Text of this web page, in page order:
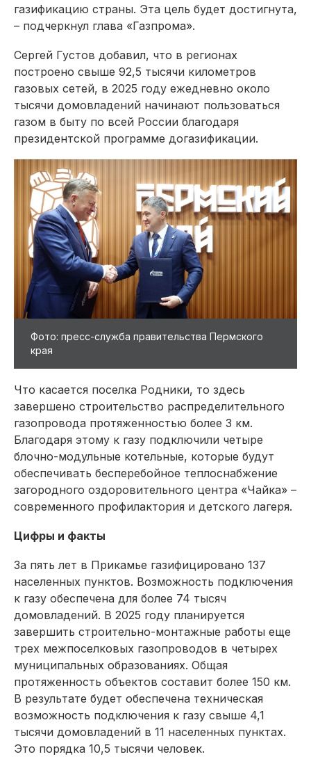
газификацию страны. Эта цель будет достигнута,
– подчеркнул глава «Газпрома».
Сергей Густов добавил, что в регионах
построено свыше 92,5 тысячи километров
газовых сетей, в 2025 году ежедневно около
тысячи домовладений начинают пользоваться
газом в быту по всей России благодаря
президентской программе догазификации.
Фото: пресс-служба правительства Пермского
края
Что касается поселка Родники, то здесь
завершено строительство распределительного
газопровода протяженностью более 3 км.
Благодаря этому к газу подключили четыре
блочно-модульные котельные, которые будут
обес­печивать бесперебойное теплоснабжение
загородного оздоровительного центра «Чайка» –
современного профилактория и детского лагеря.
Цифры и факты
За пять лет в Прикамье газифицировано 137
населенных пунктов. Возможность подключения
к газу обеспечена для более 74 тысяч
домовладений. В 2025 году планируется
завершить строительно-монтажные работы еще
трех межпоселковых газопроводов в четырех
муниципальных образованиях. Общая
протяженность объектов составит более 150 км.
В результате будет обеспечена техническая
возможность подключения к газу свыше 4,1
тысячи домовладений в 11 населенных пунктах.
Это порядка 10,5 тысячи человек.